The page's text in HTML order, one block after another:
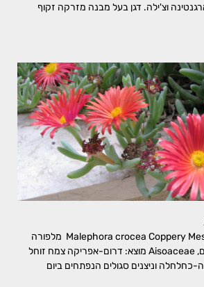
וצ'ילה. דגן בעל מבנה מזרקה זקוף
מלפורה ארגמנית Malephora crocea Coppery Mesemb מלפורה
כתומה משפחה: חיעדיים, Aisoaceae מוצא: דרום-אפריקה צמח זוחל
כחלחלה וניצנים סגולים הנפתחים ביום